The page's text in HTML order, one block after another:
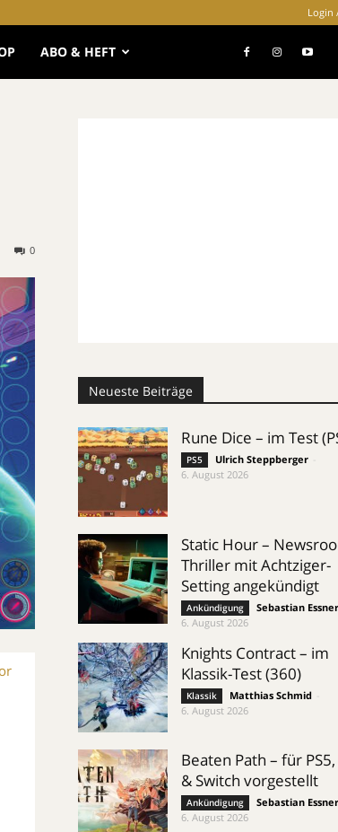
Login
ABO & HEFT
0
Neueste Beiträge
Rune Dice – im Test
PS5 Ulrich Steppberger
6. August 2026
Static Hour –
Thriller mit Achtziger-
Setting angekündigt
Ankündigung Sebastian Essner
6. August 2026
Knights Contract – im
Klassik-Test (360)
Klassik Matthias Schmid
6. August 2026
Beaten Path – für PS5,
& Switch vorgestellt
Ankündigung Sebastian Essner
6. August 2026